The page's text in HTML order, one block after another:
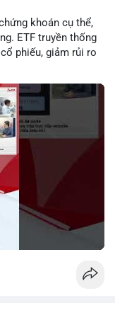
khoán cụ thể,
ETF truyền thống
phiếu, giảm rủi ro